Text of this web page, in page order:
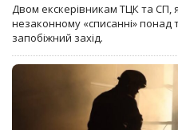
Двом екскерівникам ТЦК та СП,
незаконному «списанні» понад
запобіжний захід.